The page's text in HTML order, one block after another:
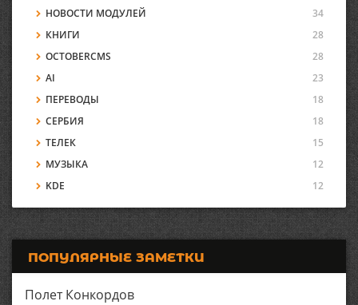
НОВОСТИ МОДУЛЕЙ
34
КНИГИ
28
OCTOBERCMS
28
AI
23
ПЕРЕВОДЫ
18
СЕРБИЯ
18
ТЕЛЕК
15
МУЗЫКА
12
KDE
12
ПОПУЛЯРНЫЕ ЗАМЕТКИ
Полет Конкордов